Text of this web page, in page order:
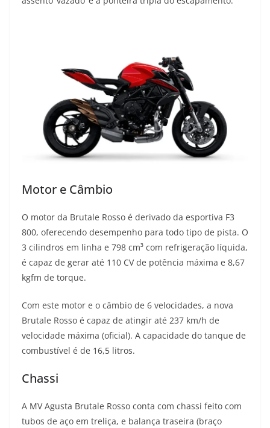
Motor e Câmbio
O motor da Brutale Rosso é derivado da esportiva F3
800, oferecendo desempenho para todo tipo de pista. O
3 cilindros em linha e 798 cm³ com refrigeração líquida,
é capaz de gerar até 110 CV de potência máxima e 8,67
kgfm de torque.
Com este motor e o câmbio de 6 velocidades, a nova
Brutale Rosso é capaz de atingir até 237 km/h de
velocidade máxima (oficial). A capacidade do tanque de
combustível é de 16,5 litros.
Chassi
A MV Agusta Brutale Rosso conta com chassi feito com
tubos de aço em treliça, e balança traseira (braço